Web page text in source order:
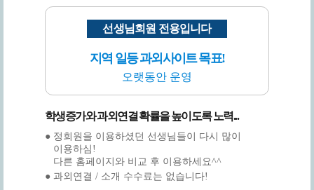
선생님회원 전용입니다
지역 일등 과외사이트 목표!
오랫동안 운영
학생증가와 과외연결 확률을 높이도록 노력...
● 정회원을 이용하셨던 선생님들이 다시 많이
이용하심!
다른 홈페이지와 비교 후 이용하세요^^
● 과외연결 / 소개 수수료는 없습니다!